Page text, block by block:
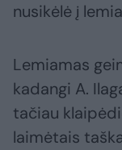
nusikėlė į
Lemiamas
kadangi A.
tačiau
laimėtais